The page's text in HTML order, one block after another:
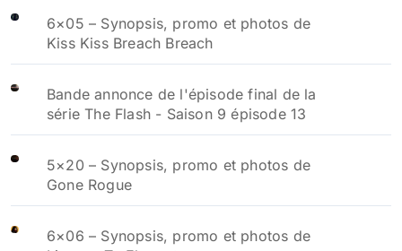
6×05 – Synopsis, promo et photos de
Kiss Kiss Breach Breach
Bande annonce de l'épisode final de la
série The Flash - Saison 9 épisode 13
5×20 – Synopsis, promo et photos de
Gone Rogue
6×06 – Synopsis, promo et photos de